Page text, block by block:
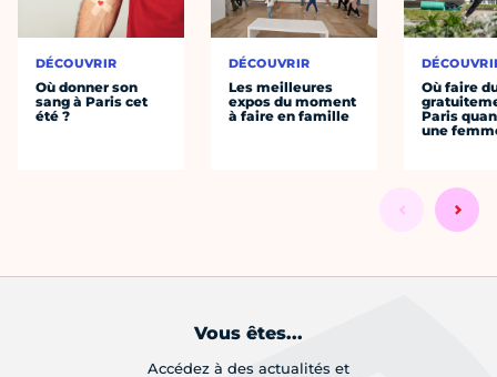
DÉCOUVRIR
Où donner son
sang à Paris cet
été ?
DÉCOUVRIR
Les meilleures
expos du moment
à faire en famille
Où faire
Paris
une
Vous êtes...
Accédez à des actualités et